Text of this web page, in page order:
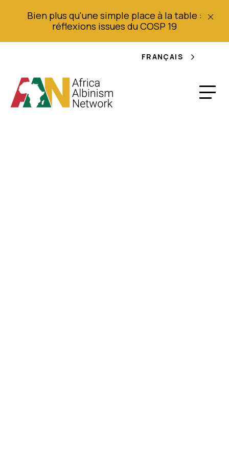
Bien plus qu'une simple place à la table :
réflexions issues du COSP 19
FRANÇAIS